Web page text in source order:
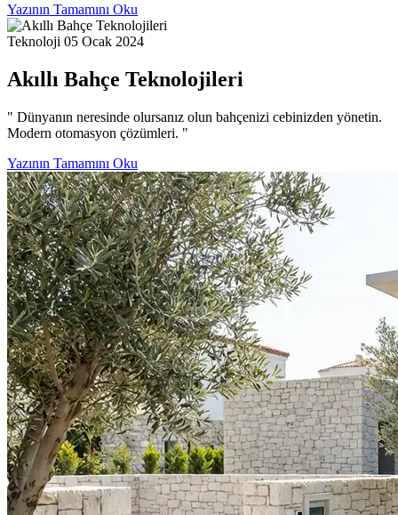
Yazının Tamamını Oku
Teknoloji 05 Ocak 2024
Akıllı Bahçe Teknolojileri
" Dünyanın neresinde olursanız olun bahçenizi cebinizden yönetin.
Modern otomasyon çözümleri. "
Yazının Tamamını Oku